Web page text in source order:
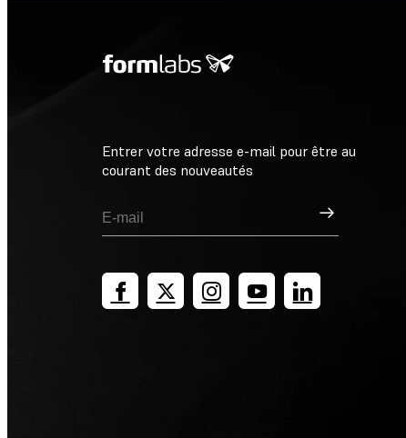
Entrer votre adresse e-mail pour être au
courant des nouveautés
Inscription